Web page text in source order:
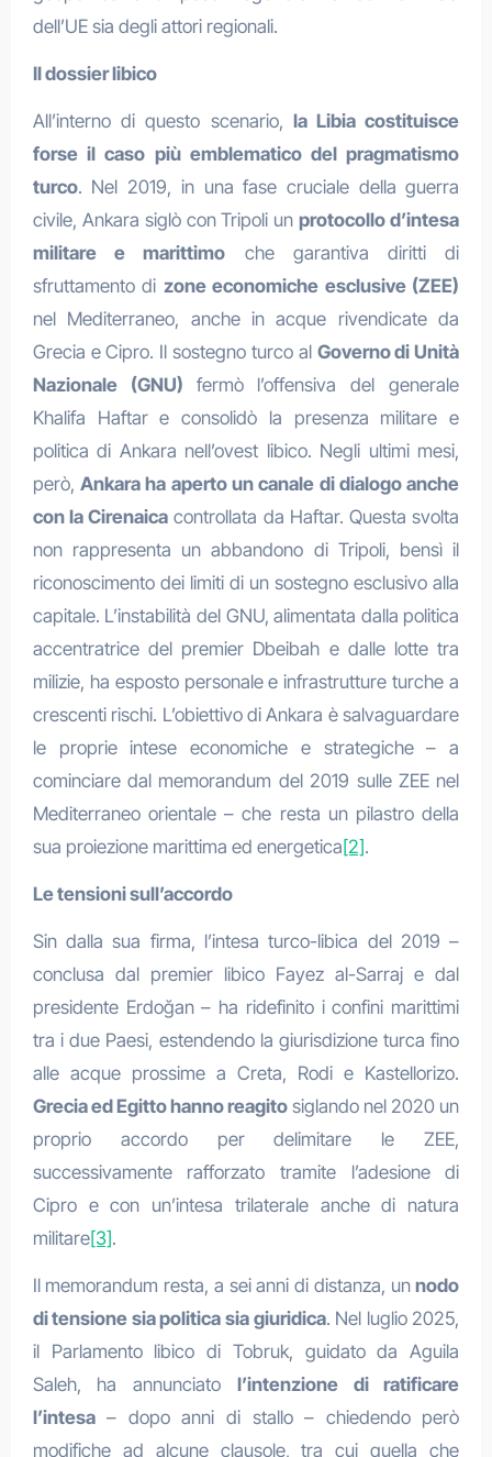
dell’UE sia degli attori regionali.
Il dossier libico
All’interno di questo scenario, la Libia costituisce
forse il caso più emblematico del pragmatismo
turco. Nel 2019, in una fase cruciale della guerra
civile, Ankara siglò con Tripoli unprotocollo d’intesa
militare e marittimo che garantiva diritti di
sfruttamento di zone economiche esclusive (ZEE)
nel Mediterraneo, anche in acque rivendicate da
Grecia e Cipro. Il sostegno turco al Governo di Unità
Nazionale (GNU)
fermò l’offensiva del generale
Khalifa Haftar e consolidò la presenza militare e
politica di Ankara nell’ovest libico. Negli ultimi mesi,
però,Ankara ha aperto un canale di dialogo anche
con la Cirenaica controllata da Haftar. Questa svolta
non rappresenta un abbandono di Tripoli, bensì il
riconoscimento dei limiti di un sostegno esclusivo alla
capitale. L’instabilità del GNU, alimentata dalla politica
accentratrice del premier Dbeibah e dalle lotte tra
milizie, ha esposto personale e infrastrutture turche a
crescenti rischi. L’obiettivo di Ankara è salvaguardare
le proprie intese economiche e strategiche – a
cominciare dal memorandum del 2019 sulle ZEE nel
Mediterraneo orientale – che resta un pilastro della
sua proiezione marittima ed energetica[2].
Le tensioni sull’accordo
Sin dalla sua firma, l’intesa turco-libica del 2019 –
conclusa dal premier libico Fayez al-Sarraj e dal
presidente Erdoğan – ha ridefinito i confini marittimi
tra i due Paesi, estendendo la giurisdizione turca fino
alle acque prossime a Creta, Rodi e Kastellorizo.
Grecia ed Egitto hanno reagito siglando nel 2020 un
proprio accordo per delimitare le ZEE,
successivamente rafforzato tramite l’adesione di
Cipro e con un’intesa trilaterale anche di natura
militare[3].
Il memorandum resta, a sei anni di distanza, unnodo
di tensione sia politica sia giuridica. Nel luglio 2025,
il Parlamento libico di Tobruk, guidato da Aguila
Saleh, ha annunciato l’intenzione di ratificare
l’intesa– dopo anni di stallo – chiedendo però
modifiche ad alcune clausole, tra cui quella che